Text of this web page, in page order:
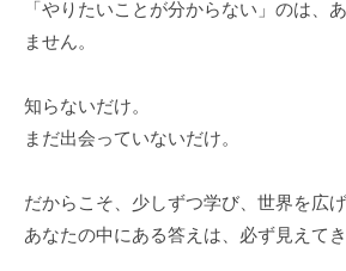
「やりたいことが分からない」のは、
ません。
知らないだけ。
まだ出会っていないだけ。
だからこそ、少しずつ学び、世界を広
あなたの中にある答えは、必ず見えてき